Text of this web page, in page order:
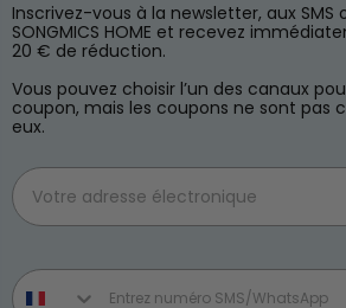
Inscrivez-vous à la newsletter, aux SMS
SONGMICS HOME et recevez
20 € de réduction.
Vous pouvez choisir l’un des canaux
coupon, mais les coupons ne sont pas
eux.
Email
Phone number